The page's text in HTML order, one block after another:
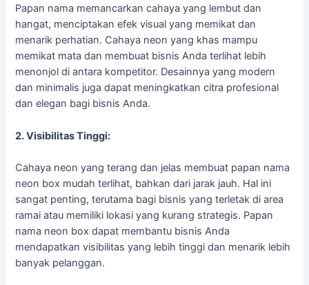
Papan nama memancarkan cahaya yang lembut dan
hangat, menciptakan efek visual yang memikat dan
menarik perhatian. Cahaya neon yang khas mampu
memikat mata dan membuat bisnis Anda terlihat lebih
menonjol di antara kompetitor. Desainnya yang modern
dan minimalis juga dapat meningkatkan citra profesional
dan elegan bagi bisnis Anda.
2. Visibilitas Tinggi:
Cahaya neon yang terang dan jelas membuat papan nama
neon box mudah terlihat, bahkan dari jarak jauh. Hal ini
sangat penting, terutama bagi bisnis yang terletak di area
ramai atau memiliki lokasi yang kurang strategis. Papan
nama neon box dapat membantu bisnis Anda
mendapatkan visibilitas yang lebih tinggi dan menarik lebih
banyak pelanggan.